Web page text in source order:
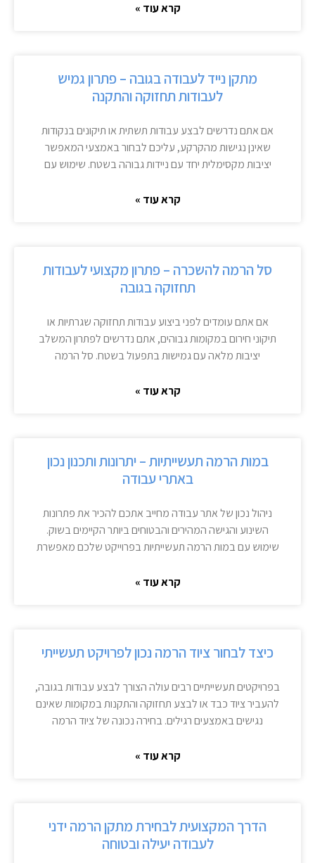
קרא עוד »
מתקן נייד לעבודה בגובה – פתרון גמיש
לעבודות תחזוקה והתקנה
אם אתם נדרשים לבצע עבודות תשתית או תיקונים בנקודות
שאינן נגישות מהקרקע, עליכם לבחור באמצעי המאפשר
יציבות מקסימלית יחד עם ניידות גבוהה בשטח. שימוש עם
קרא עוד »
סל הרמה להשכרה – פתרון מקצועי לעבודות
תחזוקה בגובה
אם אתם עומדים לפני ביצוע עבודות תחזוקה שגרתיות או
תיקוני חירום במקומות גבוהים, אתם נדרשים לפתרון המשלב
יציבות מלאה עם גמישות בתפעול בשטח. סל הרמה
קרא עוד »
במות הרמה תעשייתיות – יתרונות ותכנון נכון
באתרי עבודה
ניהול נכון של אתר עבודה מחייב אתכם להכיר את פתרונות
השינוע והגישה המהירים והבטוחים ביותר הקיימים בשוק.
שימוש עם במות הרמה תעשייתיות בפרוייקט שלכם מאפשרת
קרא עוד »
כיצד לבחור ציוד הרמה נכון לפרויקט תעשייתי
בפרויקטים תעשייתיים רבים עולה הצורך לבצע עבודות בגובה,
להעביר ציוד כבד או לבצע תחזוקה והתקנות במקומות שאינם
נגישים באמצעים רגילים. בחירה נכונה של ציוד הרמה
קרא עוד »
הדרך המקצועית לבחירת מתקן הרמה ידני
לעבודה יעילה ובטוחה